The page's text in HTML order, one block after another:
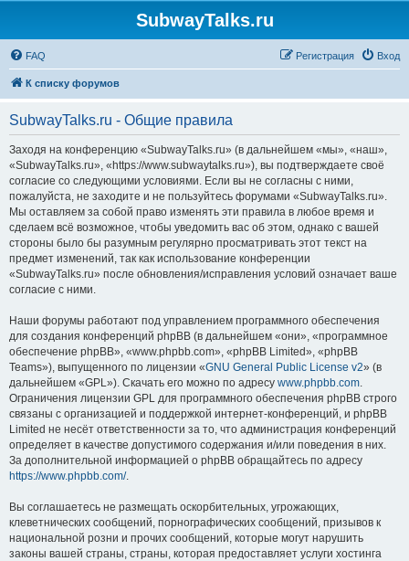
SubwayTalks.ru
FAQ Вход
Регистрация
К списку форумов
SubwayTalks.ru - Общие правила
Заходя на конференцию «SubwayTalks.ru» (в дальнейшем «мы», «наш»,
«SubwayTalks.ru», «https://www.subwaytalks.ru»), вы подтверждаете своё
согласие со следующими условиями. Если вы не согласны с ними,
пожалуйста, не заходите и не пользуйтесь форумами «SubwayTalks.ru».
Мы оставляем за собой право изменять эти правила в любое время и
сделаем всё возможное, чтобы уведомить вас об этом, однако с вашей
стороны было бы разумным регулярно просматривать этот текст на
предмет изменений, так как использование конференции
«SubwayTalks.ru» после обновления/исправления условий означает ваше
согласие с ними.
Наши форумы работают под управлением программного обеспечения
для создания конференций phpBB (в дальнейшем «они», «программное
обеспечение phpBB», «www.phpbb.com», «phpBB Limited», «phpBB
Teams»), выпущенного по лицензии «GNU General Public License v2» (в
дальнейшем «GPL»). Скачать его можно по адресу www.phpbb.com.
Ограничения лицензии GPL для программного обеспечения phpBB строго
связаны с организацией и поддержкой интернет-конференций, и phpBB
Limited не несёт ответственности за то, что администрация конференций
определяет в качестве допустимого содержания и/или поведения в них.
За дополнительной информацией о phpBB обращайтесь по адресу
https://www.phpbb.com/.
Вы соглашаетесь не размещать оскорбительных, угрожающих,
клеветнических сообщений, порнографических сообщений, призывов к
национальной розни и прочих сообщений, которые могут нарушить
законы вашей страны, страны, которая предоставляет услуги хостинга